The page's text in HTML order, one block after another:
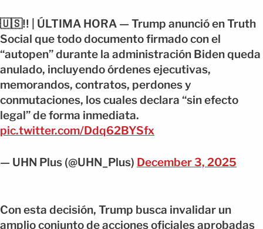
🇺🇸‼️ | ÚLTIMA HORA — Trump anunció en Truth
Social que todo documento firmado con el
“autopen” durante la administración Biden queda
anulado, incluyendo órdenes ejecutivas,
memorandos, contratos, perdones y
conmutaciones, los cuales declara “sin efecto
legal” de forma inmediata.
pic.twitter.com/Ddq62BYSfx
— UHN Plus (@UHN_Plus) December 3, 2025
Con esta decisión, Trump busca invalidar un
amplio conjunto de acciones oficiales aprobadas